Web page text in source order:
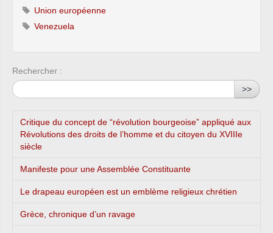
Union européenne
Venezuela
Rechercher :
>>
Critique du concept de “révolution bourgeoise” appliqué aux
Révolutions des droits de l’homme et du citoyen du XVIIIe
siècle
Manifeste pour une Assemblée Constituante
Le drapeau européen est un emblème religieux chrétien
Grèce, chronique d’un ravage